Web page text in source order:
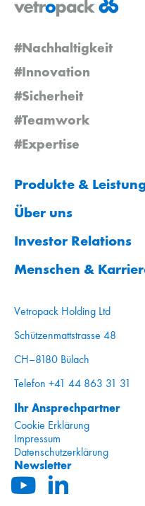
#Nachhaltigkeit
#Innovation
#Sicherheit
#Teamwork
#Expertise
Produkte &
Über uns
Investor Relations
Menschen &
Vetropack Holding Ltd
Schützenmattstrasse 48
CH–8180 Bülach
Telefon +41 44 863 31 31
Ihr Ansprechpartner
Cookie Erklärung
Impressum
Datenschutzerklärung
Newsletter